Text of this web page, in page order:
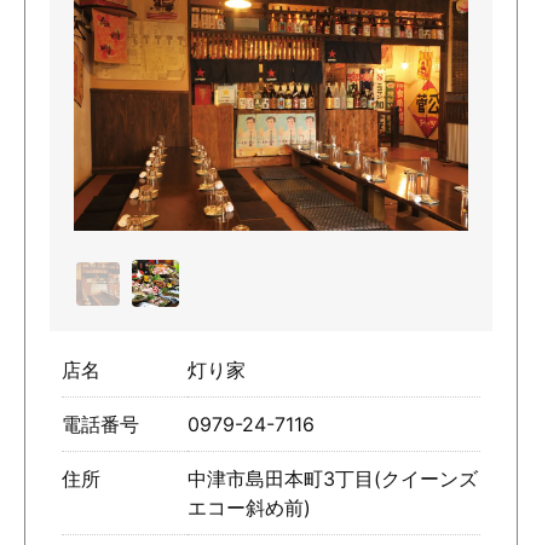
店名 灯り家
電話番号 0979-24-7116
住所
中津市島田本町3丁目(クイーンズ
エコー斜め前)